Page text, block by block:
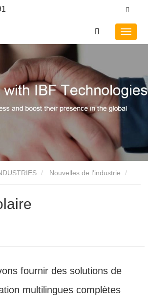
Nouvelles de l’industrie
fournir des solutions de
multilingues complètes